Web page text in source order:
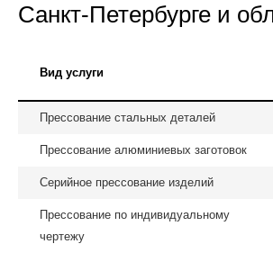
Санкт-Петербурге и
Вид услуги
Прессование стальных деталей
Прессование алюминиевых заготовок
Серийное прессование изделий
Прессование по индивидуальному
чертежу